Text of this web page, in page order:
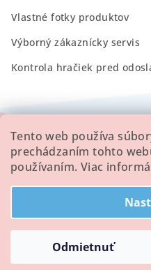
Tento web používa
prechádzaním tohto
používaním. Viac
Odmietnuť
Vlastné fotky produktov
Výborný zákaznícky servis
Kontrola hračiek pred
RECENZIE
Všetky hodnotenie obchodu
Copyright 2026
Vytvoril